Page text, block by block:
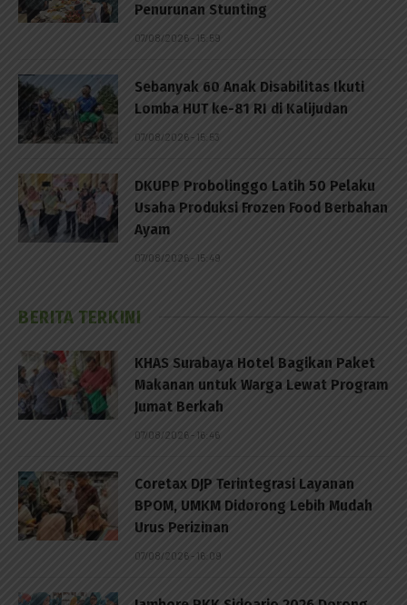
Penurunan Stunting
07/08/2026 - 15:59
Sebanyak 60 Anak Disabilitas Ikuti
Lomba HUT ke-81 RI di Kalijudan
07/08/2026 - 15:53
DKUPP Probolinggo Latih 50 Pelaku
Usaha Produksi Frozen Food Berbahan
Ayam
07/08/2026 - 15:49
BERITA TERKINI
KHAS Surabaya Hotel Bagikan Paket
Makanan untuk Warga Lewat Program
Jumat Berkah
07/08/2026 - 16:46
Coretax DJP Terintegrasi Layanan
BPOM, UMKM Didorong Lebih Mudah
Urus Perizinan
07/08/2026 - 16:09